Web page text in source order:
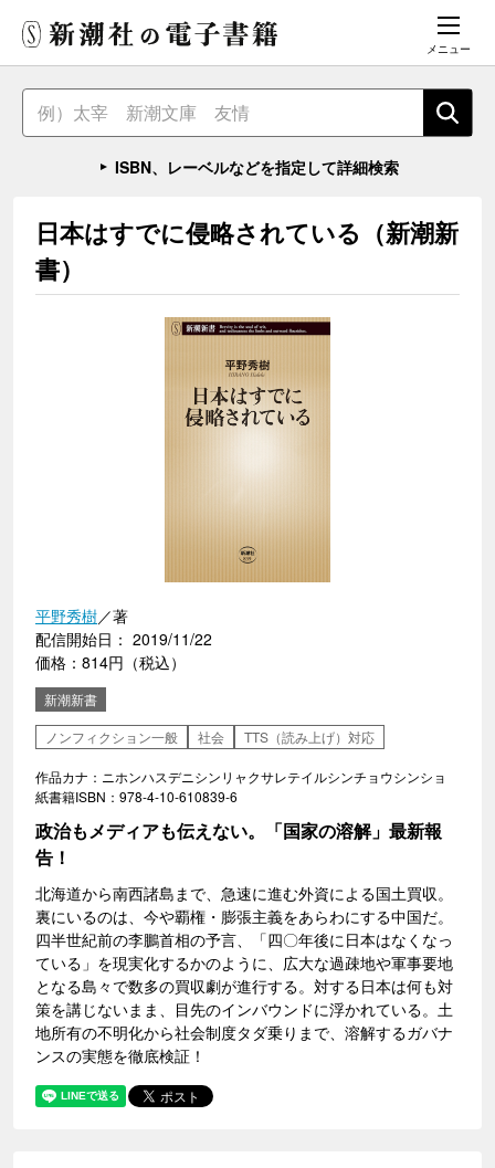
メニュー
ISBN、レーベルなどを指定して詳細検索
日本はすでに侵略されている（新潮新
書）
平野秀樹／著
配信開始日： 2019/11/22
価格：814円（税込）
新潮新書
ノンフィクション一般
社会 TTS（読み上げ）対応
作品カナ：ニホンハスデニシンリャクサレテイルシンチョウシンショ
紙書籍ISBN：978-4-10-610839-6
政治もメディアも伝えない。「国家の溶解」最新報
告！
北海道から南西諸島まで、急速に進む外資による国土買収。
裏にいるのは、今や覇権・膨張主義をあらわにする中国だ。
四半世紀前の李鵬首相の予言、「四〇年後に日本はなくなっ
ている」を現実化するかのように、広大な過疎地や軍事要地
となる島々で数多の買収劇が進行する。対する日本は何も対
策を講じないまま、目先のインバウンドに浮かれている。土
地所有の不明化から社会制度タダ乗りまで、溶解するガバナ
ンスの実態を徹底検証！